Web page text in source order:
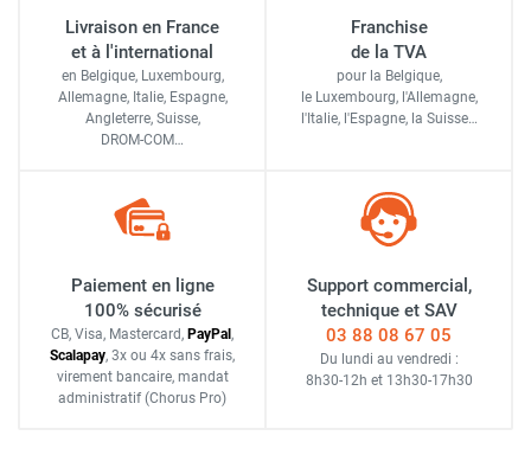
Livraison en France
et à l'international
en Belgique, Luxembourg,
Allemagne, Italie, Espagne,
Angleterre, Suisse,
DROM-COM…
Franchise
de la TVA
pour la Belgique,
le Luxembourg, l'Allemagne,
l'Italie, l'Espagne, la Suisse…
Paiement en ligne
100% sécurisé
CB, Visa, Mastercard, PayPal ,
Scalapay, 3x ou 4x sans frais,
virement bancaire, mandat
administratif (Chorus Pro)
Support commercial,
technique et SAV
03 88 08 67 05
Du lundi au vendredi :
8h30-12h et 13h30-17h30